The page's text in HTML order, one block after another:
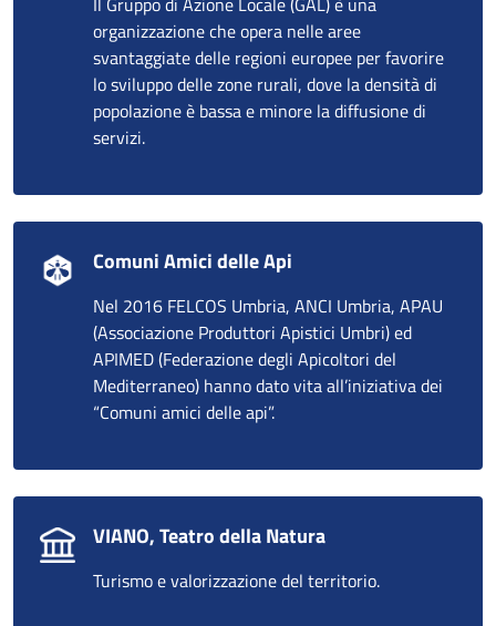
organizzazione che opera nelle aree
svantaggiate delle regioni europee per favorire
lo sviluppo delle zone rurali, dove la densità di
popolazione è bassa e minore la diffusione di
servizi.
Comuni Amici delle Api
Nel 2016 FELCOS Umbria, ANCI Umbria, APAU
(Associazione Produttori Apistici Umbri) ed
APIMED (Federazione degli Apicoltori del
Mediterraneo) hanno dato vita all’iniziativa dei
“Comuni amici delle api”.
VIANO, Teatro della Natura
Turismo e valorizzazione del territorio.